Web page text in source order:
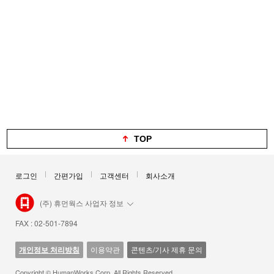
TOP
로그인 간편가입 고객센터 회사소개
(주) 휴먼웍스 사업자 정보
FAX : 02-501-7894
개인정보 처리방침 이용약관 콘텐츠/기사 제휴 문의